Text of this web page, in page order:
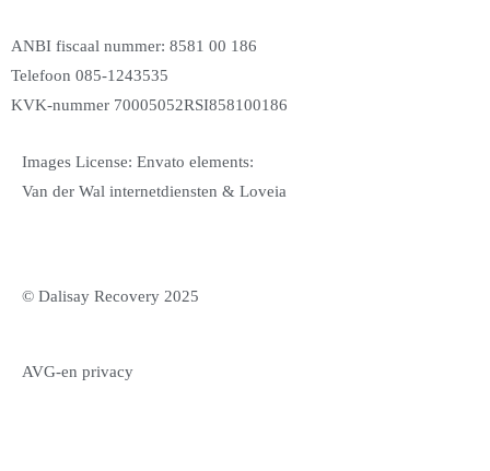
ANBI fiscaal nummer: 8581 00 186
Telefoon 085-1243535
KVK-nummer 70005052RSI858100186
Images License: Envato elements:
Van der Wal internetdiensten & Loveia
© Dalisay Recovery 2025
AVG-en privacy